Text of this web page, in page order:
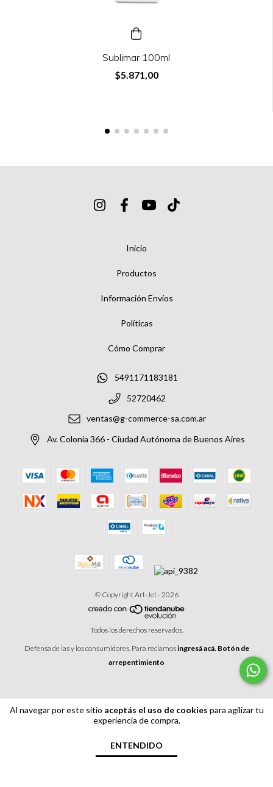
Al navegar por este sitio aceptás el uso de cookies para agilizar tu
experiencia de compra.
ENTENDIDO
Sublimar 100ml
$5.871,00
Inicio
Productos
Información Envíos
Políticas
Cómo Comprar
5491171183181
52720462
ventas@g-commerce-sa.com.ar
Av. Colonia 366 - Ciudad Autónoma de Buenos Aires
© Copyright Art-Jet - 2026
Todos los derechos reservados.
Defensa de las y los consumidores. Para reclamosingresá acá. Botón de
arrepentimiento